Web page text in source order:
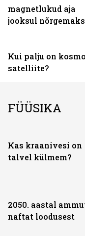
magnetlukud aja
jooksul
Kui palju on
satelliite?
FÜÜSIKA
Kas kraanivesi on
talvel külmem?
2050. aastal
naftat loodusest